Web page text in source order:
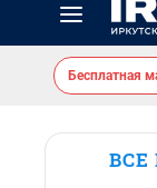
Бесплатная
ВСЕ